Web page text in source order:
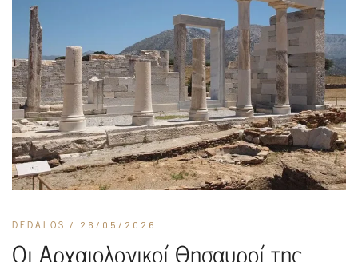
DEDALOS / 26/05/2026
Οι Αρχαιολογικοί Θησαυροί της